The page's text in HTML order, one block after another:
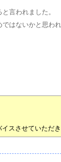
言われました。
はないかと思われ
スさせていただき